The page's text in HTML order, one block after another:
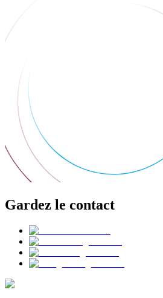
Gardez le contact